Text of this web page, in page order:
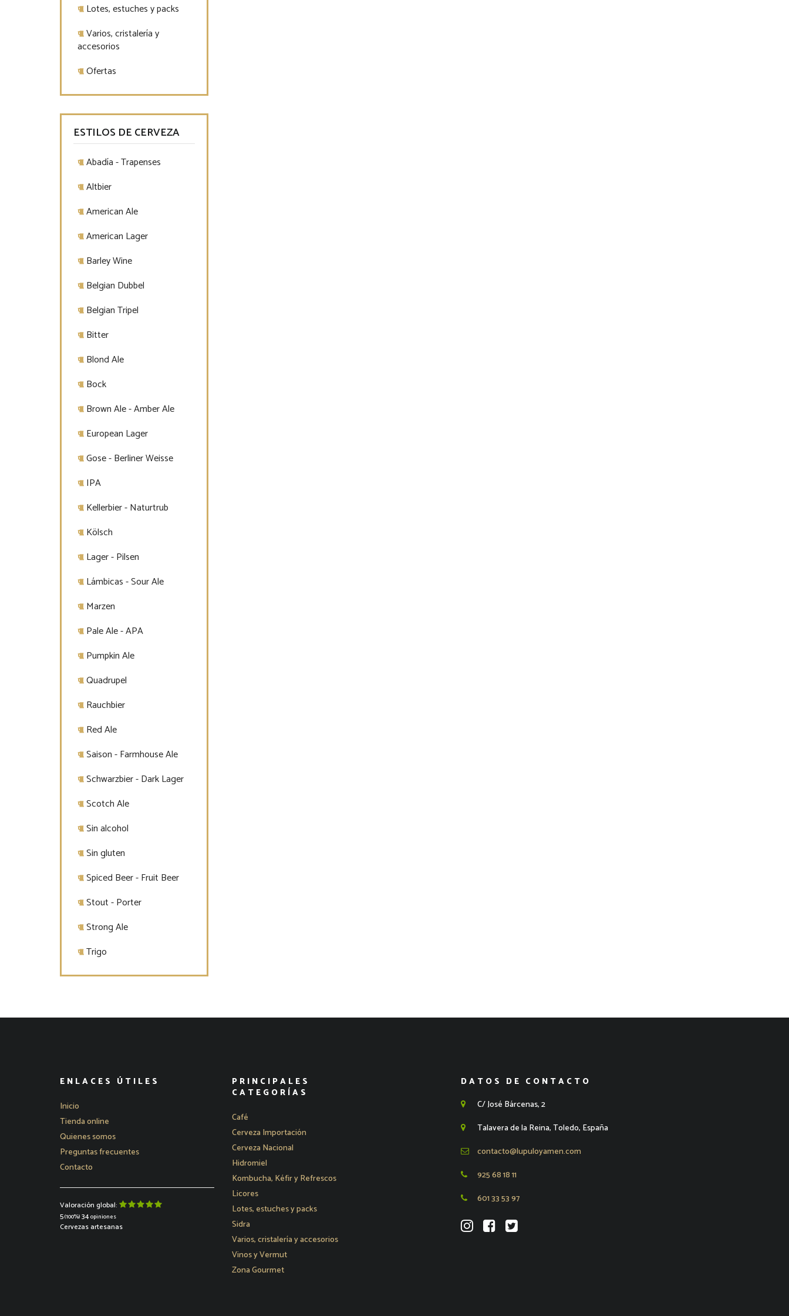
Lotes, estuches y packs
Varios, cristalería y
accesorios
Ofertas
ESTILOS DE CERVEZA
Abadía - Trapenses
Altbier
American Ale
American Lager
Barley Wine
Belgian Dubbel
Belgian Tripel
Bitter
Blond Ale
Bock
Brown Ale - Amber Ale
European Lager
Gose - Berliner Weisse
IPA
Kellerbier - Naturtrub
Kölsch
Lager - Pilsen
Lámbicas - Sour Ale
Marzen
Pale Ale - APA
Pumpkin Ale
Quadrupel
Rauchbier
Red Ale
Saison - Farmhouse Ale
Schwarzbier - Dark Lager
Scotch Ale
Sin alcohol
Sin gluten
Spiced Beer - Fruit Beer
Stout - Porter
Strong Ale
Trigo
ENLACES ÚTILES
Inicio
Tienda online
Quienes somos
Preguntas frecuentes
Contacto
Valoración global:
5(100%)34opiniones
Cervezas artesanas
PRINCIPALES
CATEGORÍAS
Café
Cerveza Importación
Cerveza Nacional
Hidromiel
Kombucha, Kéfir y Refrescos
Licores
Lotes, estuches y packs
Sidra
Varios, cristalería y accesorios
Vinos y Vermut
Zona Gourmet
DATOS DE CONTACTO
C/ José Bárcenas, 2
Talavera de la Reina, Toledo, España
contacto@lupuloyamen.com
925 68 18 11
601 33 53 97